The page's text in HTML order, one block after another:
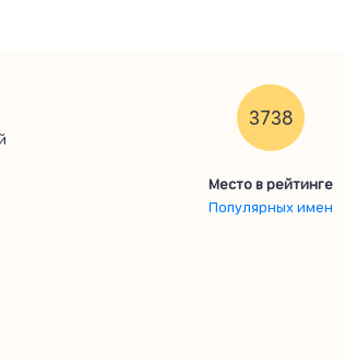
3738
Место в рейтинге
Популярных имен